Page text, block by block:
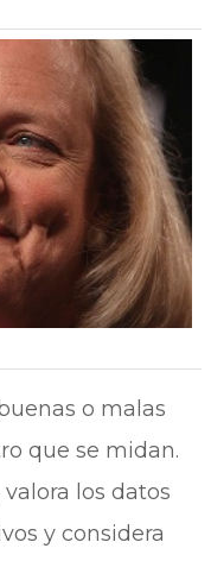
o malas
que se midan.
valora los datos
y considera